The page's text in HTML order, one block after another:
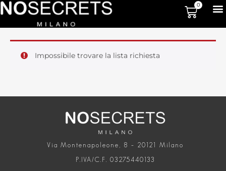
0
Impossibile trovare la lista richiesta
Via Montenapoleone, 8 – 20121 Milano
P.IVA/C.F. 03275440133